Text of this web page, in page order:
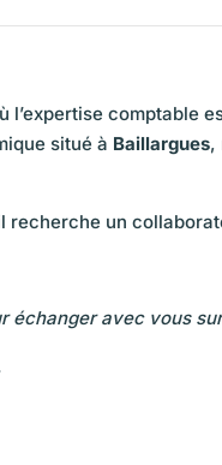
l’expertise comptable
situé à Baillargues,
recherche un
échanger avec vous